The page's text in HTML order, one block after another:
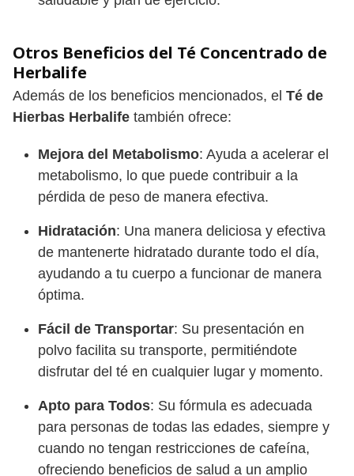
Otros Beneficios del Té Concentrado de
Herbalife
Además de los beneficios mencionados, el Té de
Hierbas Herbalife también ofrece:
Mejora del Metabolismo: Ayuda a acelerar el
metabolismo, lo que puede contribuir a la
pérdida de peso de manera efectiva.
Hidratación: Una manera deliciosa y efectiva
de mantenerte hidratado durante todo el día,
ayudando a tu cuerpo a funcionar de manera
óptima.
Fácil de Transportar: Su presentación en
polvo facilita su transporte, permitiéndote
disfrutar del té en cualquier lugar y momento.
Apto para Todos: Su fórmula es adecuada
para personas de todas las edades, siempre y
cuando no tengan restricciones de cafeína,
ofreciendo beneficios de salud a un amplio